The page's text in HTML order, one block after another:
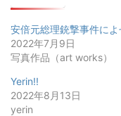
安倍元総理銃撃事件によ
2022年7月9日
写真作品（art works）
Yerin!!
2022年8月13日
yerin